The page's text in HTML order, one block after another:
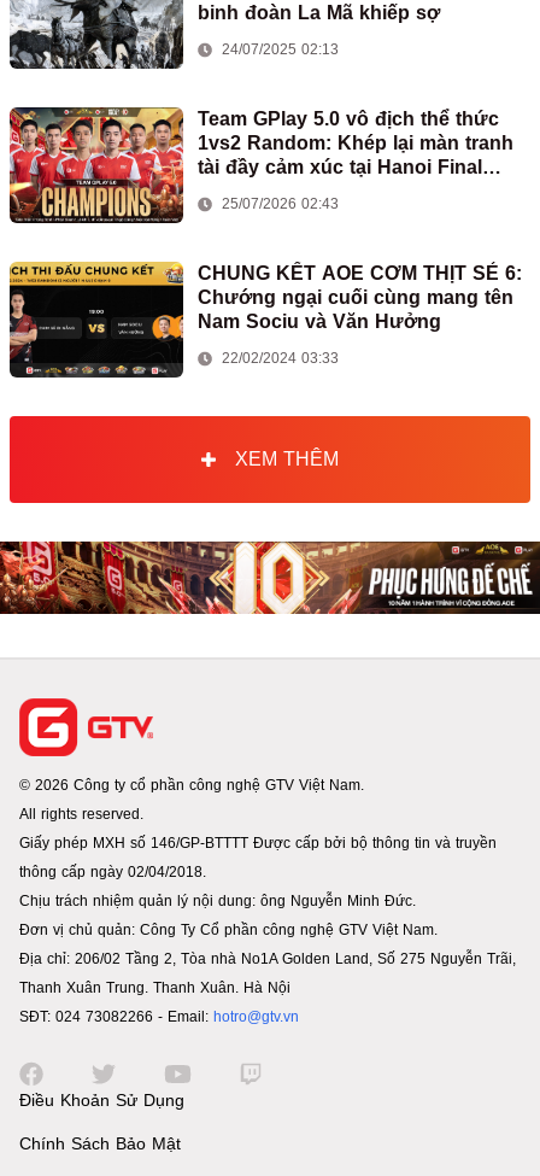
binh đoàn La Mã khiếp sợ
24/07/2025 02:13
Team GPlay 5.0 vô địch thể thức
1vs2 Random: Khép lại màn tranh
tài đầy cảm xúc tại Hanoi Final
25/07/2026 02:43
CHUNG KẾT AOE CƠM THỊT SẺ 6:
Chướng ngại cuối cùng mang tên
Nam Sociu và Văn Hưởng
22/02/2024 03:33
XEM THÊM
© 2026 Công ty cổ phần công nghệ GTV Việt Nam.
All rights reserved.
Giấy phép MXH số 146/GP-BTTTT Được cấp bởi bộ thông tin và truyền
thông cấp ngày 02/04/2018.
Chịu trách nhiệm quản lý nội dung: ông Nguyễn Minh Đức.
Đơn vị chủ quản: Công Ty Cổ phần công nghệ GTV Việt Nam.
Địa chỉ: 206/02 Tầng 2, Tòa nhà No1A Golden Land, Số 275 Nguyễn Trãi,
Thanh Xuân Trung. Thanh Xuân. Hà Nội
SĐT: 024 73082266 - Email: hotro@gtv.vn
Điều Khoản Sử Dụng
Chính Sách Bảo Mật